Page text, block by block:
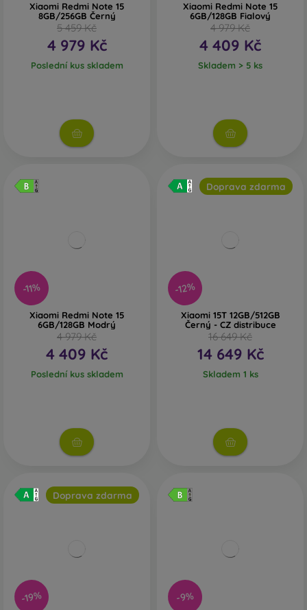
Xiaomi Redmi Note 15
8GB/256GB Černý
5 459 Kč
4 979 Kč
Poslední kus skladem
Xiaomi Redmi Note 15
6GB/128GB Fialový
4 979 Kč
4 409 Kč
Skladem > 5 ks
-11%
Xiaomi Redmi Note 15
6GB/128GB Modrý
4 979 Kč
4 409 Kč
Poslední kus skladem
-12%
Doprava zdarma
Xiaomi 15T 12GB/512GB
Černý - CZ distribuce
16 649 Kč
14 649 Kč
Skladem 1 ks
-19%
Doprava zdarma
-9%